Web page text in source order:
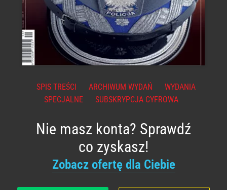
SPIS TREŚCI ARCHIWUM WYDAŃ
WYDANIA
SPECJALNE
SUBSKRYPCJA CYFROWA
Nie masz konta? Sprawdź
co zyskasz!
Zobacz ofertę dla Ciebie